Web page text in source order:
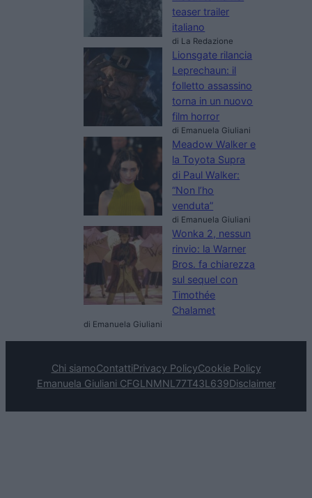
teaser trailer
italiano
di La Redazione
Lionsgate rilancia
Leprechaun: il
folletto assassino
torna in un nuovo
film horror
di Emanuela Giuliani
Meadow Walker e
la Toyota Supra
di Paul Walker:
“Non l’ho
venduta”
di Emanuela Giuliani
Wonka 2, nessun
rinvio: la Warner
Bros. fa chiarezza
sul sequel con
Timothée
Chalamet
di Emanuela Giuliani
Chi siamoContattiPrivacy PolicyCookie Policy
Emanuela Giuliani CFGLNMNL77T43L639Disclaimer